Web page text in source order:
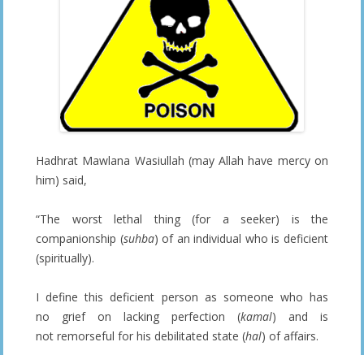
Hadhrat Mawlana Wasiullah (may Allah have mercy on
him) said,
“The worst lethal thing (for a seeker) is the
companionship (suhba) of an individual who is deficient
(spiritually).
I define this deficient person as someone who has
no grief on lacking perfection (kamal) and is
not remorseful for his debilitated state (hal) of affairs.